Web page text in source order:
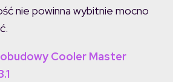
nie powinna wybitnie mocno
Cooler Master